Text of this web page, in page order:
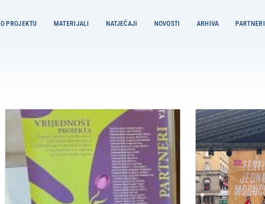
O PROJEKTU MATERIJALI NATJEČAJI NOVOSTI ARHIVA PARTNERI